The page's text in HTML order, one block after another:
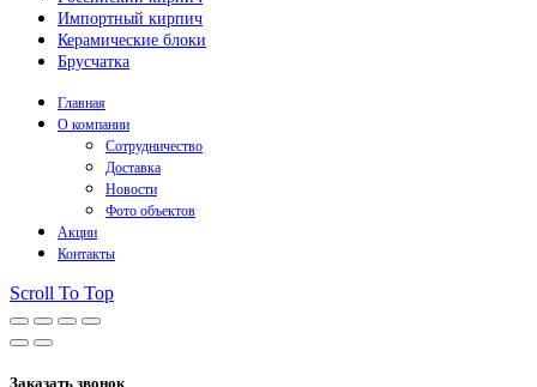
Импортный кирпич
Керамические блоки
Брусчатка
Главная
О компании
Сотрудничество
Доставка
Новости
Фото объектов
Акции
Контакты
Scroll To Top
Заказать звонок